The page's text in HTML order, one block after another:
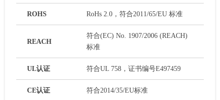
ROHS RoHs 2.0，符合2011/65/EU 标准
REACH
符合(EC) No. 1907/2006 (REACH)
标准
UL认证 符合UL 758，证书编号E497459
CE认证 符合2014/35/EU标准